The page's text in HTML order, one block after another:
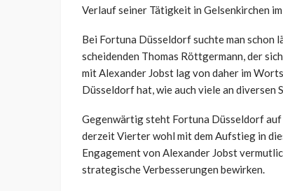
Verlauf seiner Tätigkeit in Gelsenkirchen
Bei Fortuna Düsseldorf suchte man schon
scheidenden Thomas Röttgermann, der
mit Alexander Jobst lag von daher im
Düsseldorf hat, wie auch viele an
Gegenwärtig steht Fortuna Düsseldorf auf
derzeit Vierter wohl mit dem Aufstieg in
Engagement von Alexander Jobst
strategische Verbesserungen bewirken.